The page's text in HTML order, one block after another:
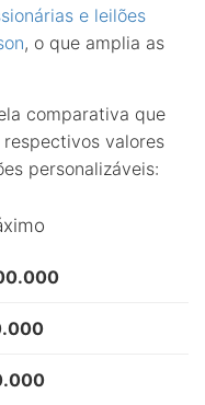
e leilões
, o que amplia as
comparativa que
valores
personalizáveis: